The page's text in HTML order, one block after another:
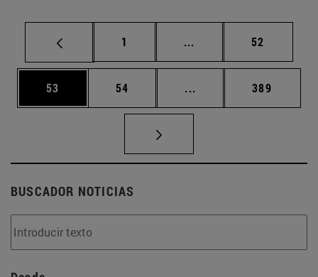
Página
1 ... Páginas intermedias
Página
52
Página
53 Página
54 ... Páginas intermedias
Página
389
BUSCADOR NOTICIAS